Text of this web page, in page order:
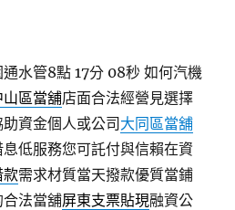
水管8點 17分 08秒 如何汽機
山區當舖店面合法經營見選擇
資金個人或公司大同區當舖
低服務您可託付與信賴在資
款需求材質當天撥款優質當鋪
法當舖屏東支票貼現融資公